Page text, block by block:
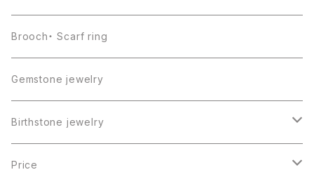
Brooch・ Scarf ring
Gemstone jewelry
Birthstone jewelry
１月・ガーネット
Price